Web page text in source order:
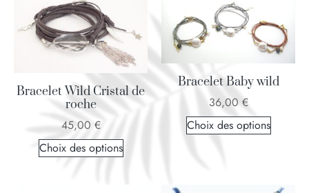
Bracelet Wild Cristal de
roche
45,00 €
Choix des options
Bracelet Baby wild
36,00 €
Choix des options